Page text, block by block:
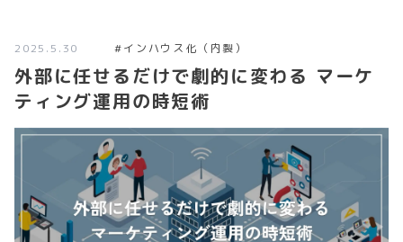
2025.5.30 #インハウス化（内製）
外部に任せるだけで劇的に変わる マーケ
ティング運用の時短術